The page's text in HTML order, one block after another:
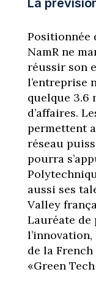
Positionnée
NamR ne
réussir son
l’entreprise
quelque 3.6
d’affaires.
permettent
réseau
pourra
aussi ses
Valley
Lauréate
de la
«Green